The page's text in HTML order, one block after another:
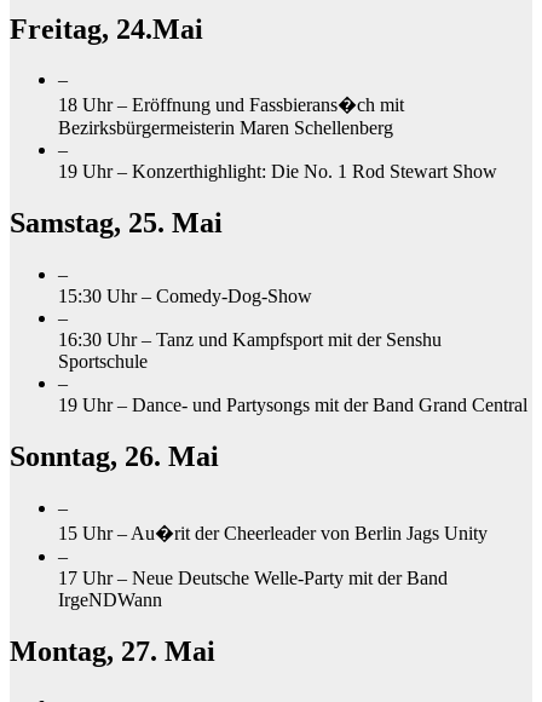
Freitag, 24.Mai
–
18 Uhr – Eröffnung und Fassbierans�ch mit
Bezirksbürgermeisterin Maren Schellenberg
–
19 Uhr – Konzerthighlight: Die No. 1 Rod Stewart Show
Samstag, 25. Mai
–
15:30 Uhr – Comedy-Dog-Show
–
16:30 Uhr – Tanz und Kampfsport mit der Senshu
Sportschule
–
19 Uhr – Dance- und Partysongs mit der Band Grand Central
Sonntag, 26. Mai
–
15 Uhr – Au�rit der Cheerleader von Berlin Jags Unity
–
17 Uhr – Neue Deutsche Welle-Party mit der Band
IrgeNDWann
Montag, 27. Mai